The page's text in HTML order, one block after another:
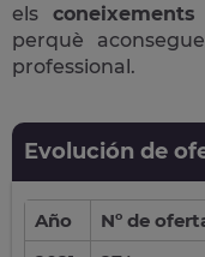
elsconeixements
perquè
professional.
Evolución de
Año Nº de